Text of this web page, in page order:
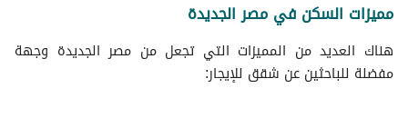
مميزات السكن في مصر الجديدة
هناك العديد من المميزات التي تجعل من مصر الجديدة وجهة
مفضلة للباحثين عن شقق للإيجار: